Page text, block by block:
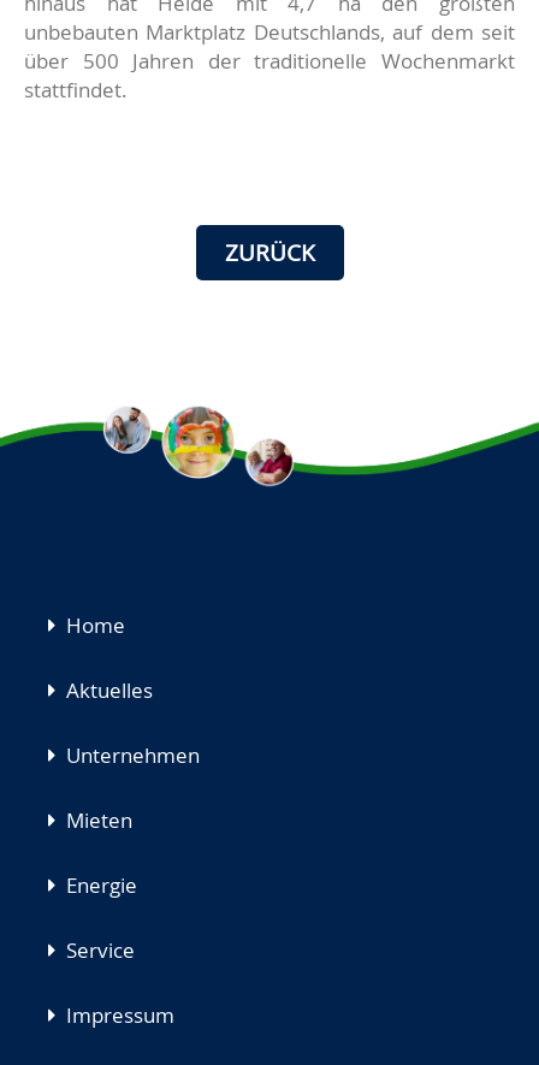
unbebauten Marktplatz Deutschlands, auf dem seit
über 500 Jahren der traditionelle Wochenmarkt
stattfindet.
ZURÜCK
Navigation
Home
Aktuelles
Unternehmen
Mieten
Energie
Service
Impressum